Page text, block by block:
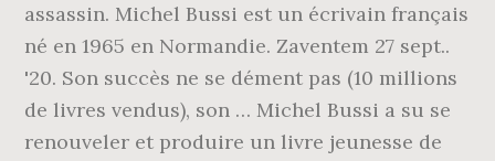
assassin. Michel Bussi est un écrivain français
né en 1965 en Normandie. Zaventem 27 sept..
'20. Son succès ne se dément pas (10 millions
de livres vendus), son … Michel Bussi a su se
renouveler et produire un livre jeunesse de